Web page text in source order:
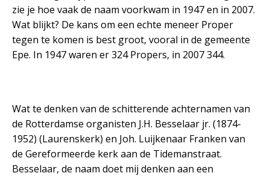
zie je hoe vaak de naam voorkwam in 1947 en in 2007.
Wat blijkt? De kans om een echte meneer Proper
tegen te komen is best groot, vooral in de gemeente
Epe. In 1947 waren er 324 Propers, in 2007 344.
Wat te denken van de schitterende achternamen van
de Rotterdamse organisten J.H. Besselaar jr. (1874-
1952) (Laurenskerk) en Joh. Luijkenaar Franken van
de Gereformeerde kerk aan de Tidemanstraat.
Besselaar, de naam doet mij denken aan een